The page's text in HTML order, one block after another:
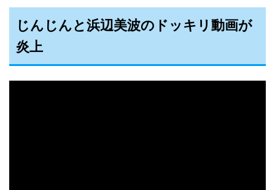
じんじんと浜辺美波のドッキリ動画が
炎上